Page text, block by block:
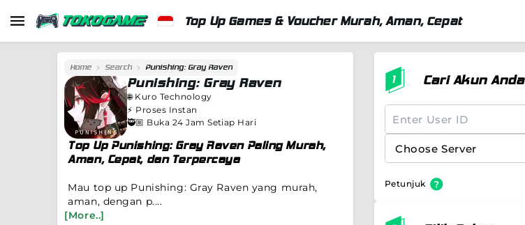
Top Up Games & Voucher Murah, Aman, Cepat
Home Search Punishing: Gray Raven
Punishing: Gray Raven
🌐 Kuro Technology
⚡️ Proses Instan
🥷🏼 Buka 24 Jam Setiap Hari
Top Up Punishing: Gray Raven Paling Murah,
Aman, Cepat, dan Terpercaya
Mau top up Punishing: Gray Raven yang murah,
aman, dengan p....
[More..]
Cari Akun Anda
Petunjuk